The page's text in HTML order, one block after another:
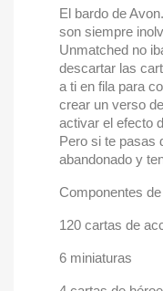
El bardo de
son siempre
Unmatched no
descartar las
a ti en fila para
crear un verso
activar el efecto
Pero si te pasas
abandonado y
Componentes de
120 cartas de
6 miniaturas